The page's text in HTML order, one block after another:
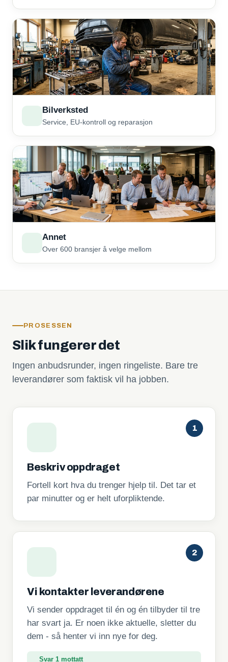
Bilverksted
Service, EU-kontroll og reparasjon
Annet
Over 600 bransjer å velge mellom
PROSESSEN
Slik fungerer det
Ingen anbudsrunder, ingen ringeliste. Bare tre
leverandører som faktisk vil ha jobben.
1
Beskriv oppdraget
Fortell kort hva du trenger hjelp til. Det tar et
par minutter og er helt uforpliktende.
2
Vi kontakter leverandørene
Vi sender oppdraget til én og én tilbyder til tre
har svart ja. Er noen ikke aktuelle, sletter du
dem - så henter vi inn nye for deg.
Svar 1 mottatt